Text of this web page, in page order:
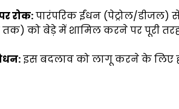
रोक:पारंपरिक ईंधन (पेट्रोल/डीजल)
तक) को बेड़े में शामिल करने पर पूरी
इस बदलाव को लागू करने के लिए